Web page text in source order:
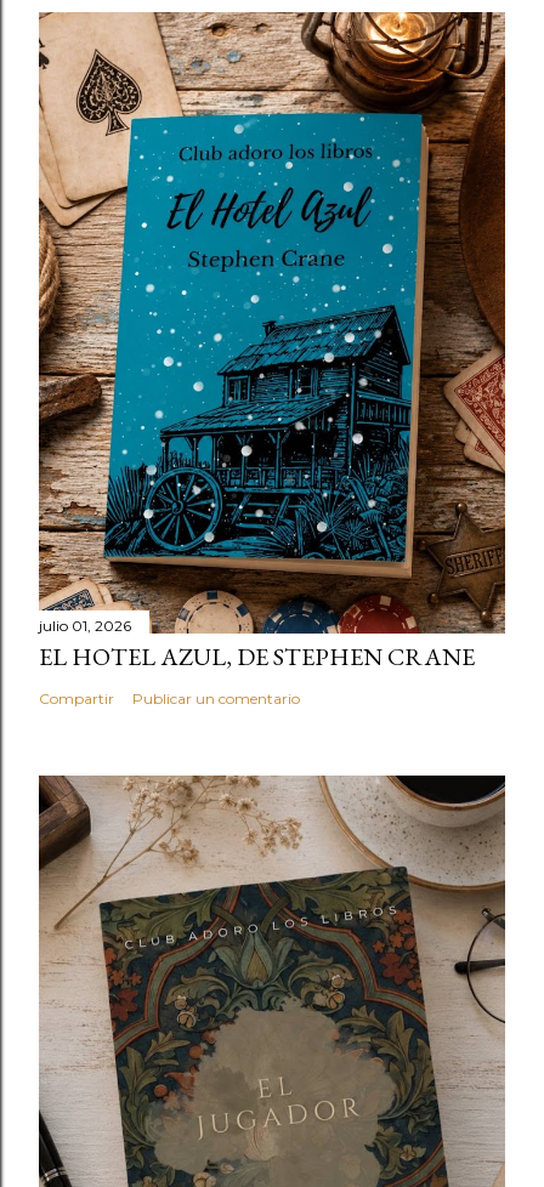
julio 01, 2026
EL HOTEL AZUL, DE STEPHEN CRANE
Compartir Publicar un comentario